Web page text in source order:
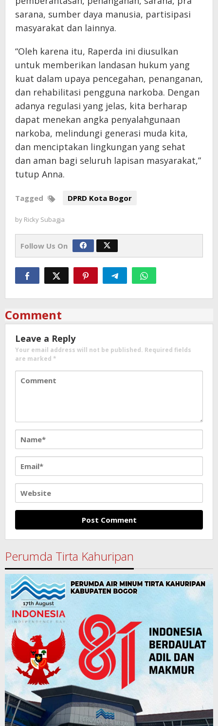
sarana, sumber daya manusia, partisipasi
masyarakat dan lainnya.
“Oleh karena itu, Raperda ini diusulkan
untuk memberikan landasan hukum yang
kuat dalam upaya pencegahan, penanganan,
dan rehabilitasi pengguna narkoba. Dengan
adanya regulasi yang jelas, kita berharap
dapat menekan angka penyalahgunaan
narkoba, melindungi generasi muda kita,
dan menciptakan lingkungan yang sehat
dan aman bagi seluruh lapisan masyarakat,”
tutup Anna.
Tagged DPRD Kota Bogor
by Ricky Subagja
Follow Us On
Comment
Leave a Reply
Your email address will not be published. Required fields
are marked *
Perumda Tirta Kahuripan